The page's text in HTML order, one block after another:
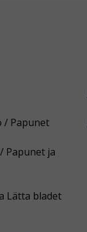
/ Papunet
Papunet ja
Lätta bladet